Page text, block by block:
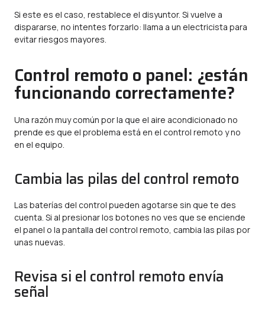
Si este es el caso, restablece el disyuntor. Si vuelve a
dispararse, no intentes forzarlo: llama a un electricista para
evitar riesgos mayores.
Control remoto o panel: ¿están
funcionando correctamente?
Una razón muy común por la que el aire acondicionado no
prende es que el problema está en el control remoto y no
en el equipo.
Cambia las pilas del control remoto
Las baterías del control pueden agotarse sin que te des
cuenta. Si al presionar los botones no ves que se enciende
el panel o la pantalla del control remoto, cambia las pilas por
unas nuevas.
Revisa si el control remoto envía
señal